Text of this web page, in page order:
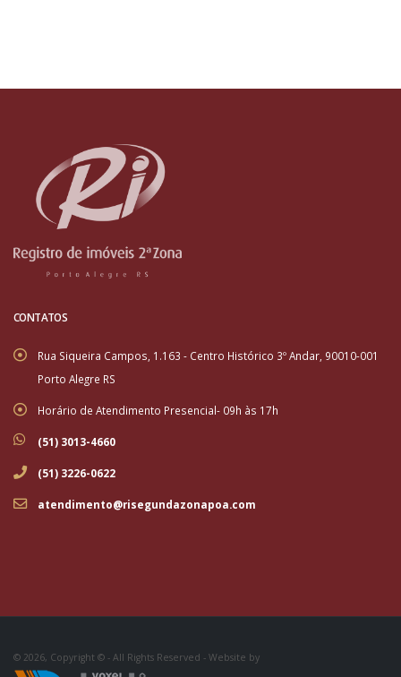
CONTATOS
Rua Siqueira Campos, 1.163 - Centro Histórico 3º Andar, 90010-001
Porto Alegre RS
Horário de Atendimento Presencial- 09h às 17h
(51) 3013-4660
(51) 3226-0622
atendimento@risegundazonapoa.com
© 2026, Copyright © - All Rights Reserved - Website by